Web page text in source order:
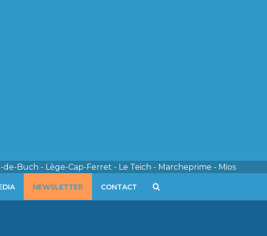
Buch - Lège-Cap-Ferret - Le Teich - Marcheprime - Mios
NEWSLETTER CONTACT